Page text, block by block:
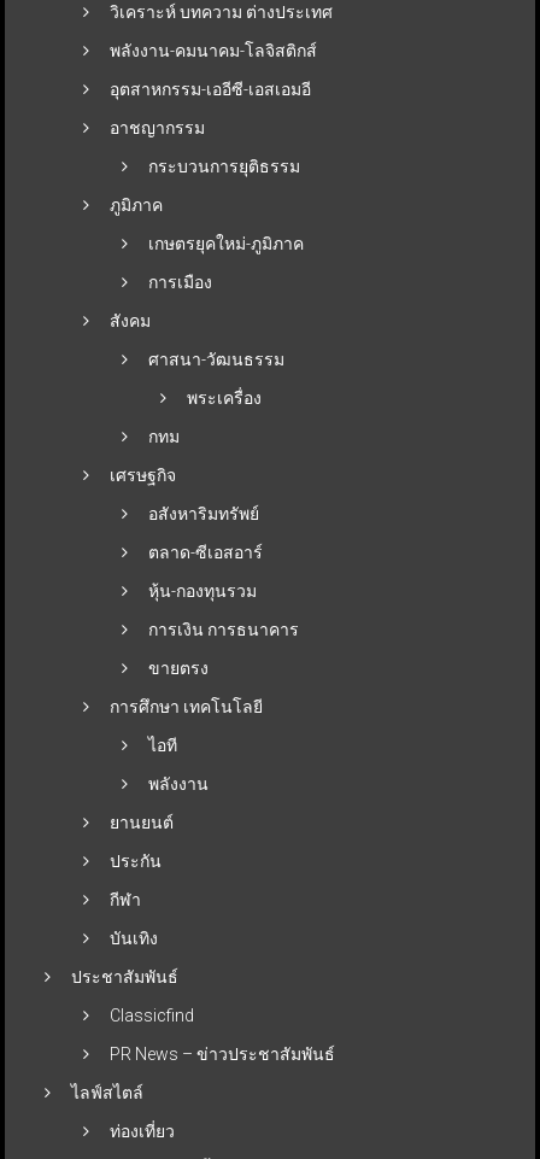
วิเคราะห์ บทความ ต่างประเทศ
พลังงาน-คมนาคม-โลจิสติกส์
อุตสาหกรรม-เออีซี-เอสเอมอี
อาชญากรรม
กระบวนการยุติธรรม
ภูมิภาค
เกษตรยุคใหม่-ภูมิภาค
การเมือง
สังคม
ศาสนา-วัฒนธรรม
พระเครื่อง
กทม
เศรษฐกิจ
อสังหาริมทรัพย์
ตลาด-ซีเอสอาร์
หุ้น-กองทุนรวม
การเงิน การธนาคาร
ขายตรง
การศึกษา เทคโนโลยี
ไอที
พลังงาน
ยานยนต์
ประกัน
กีฬา
บันเทิง
ประชาสัมพันธ์
Classicfind
PR News – ข่าวประชาสัมพันธ์
ไลฟ์สไตล์
ท่องเที่ยว